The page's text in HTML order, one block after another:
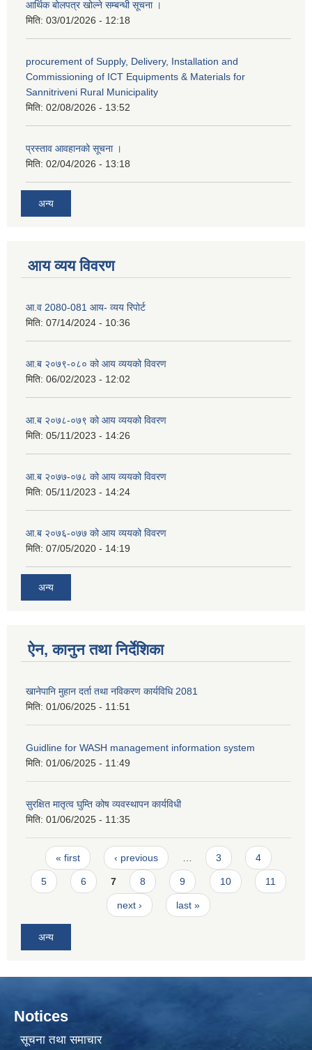
आर्थिक बोलपत्र खोल्ने सम्बन्धी सूचना ।
मिति: 03/01/2026 - 12:18
procurement of Supply, Delivery, Installation and
Commissioning of ICT Equipments & Materials for
Sannitriveni Rural Municipality
मिति: 02/08/2026 - 13:52
प्रस्ताव आवहानको सूचना ।
मिति: 02/04/2026 - 13:18
अन्य
आय व्यय विवरण
आ.व 2080-081 आय- व्यय रिपोर्ट
मिति: 07/14/2024 - 10:36
आ.ब २०७९-०८० को आय व्ययको विवरण
मिति: 06/02/2023 - 12:02
आ.ब २०७८-०७९ को आय व्ययको विवरण
मिति: 05/11/2023 - 14:26
आ.ब २०७७-०७८ को आय व्ययको विवरण
मिति: 05/11/2023 - 14:24
आ.ब २०७६-०७७ को आय व्ययको विवरण
मिति: 07/05/2020 - 14:19
अन्य
ऐन, कानुन तथा निर्देशिका
खानेपानि मुहान दर्ता तथा नविकरण कार्यविधि 2081
मिति: 01/06/2025 - 11:51
Guidline for WASH management information system
मिति: 01/06/2025 - 11:49
सुरक्षित मातृत्व घुम्ति कोष व्यवस्थापन कार्यविधी
मिति: 01/06/2025 - 11:35
Pages
« first ‹ previous 3 4
5 6 7 8 9 10 11
next › last »
अन्य
Notices
सूचना तथा समाचार